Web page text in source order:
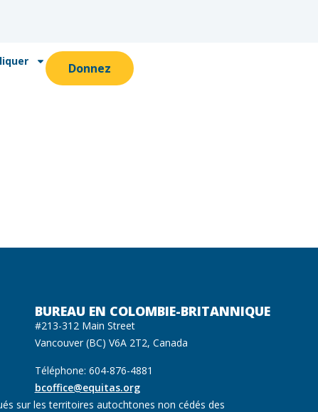
Donnez
BUREAU EN COLOMBIE-BRITANNIQUE
#213-312 Main Street
Vancouver (BC) V6A 2T2, Canada
Téléphone: 604-876-4881
bcoffice@equitas.org
sur les territoires autochtones non cédés des